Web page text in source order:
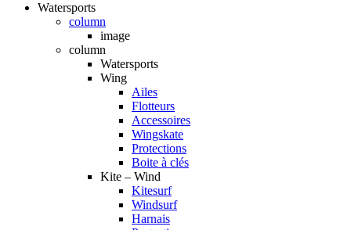
Watersports
column
image
column
Watersports
Wing
Ailes
Flotteurs
Accessoires
Wingskate
Protections
Boite à clés
Kite – Wind
Kitesurf
Windsurf
Harnais